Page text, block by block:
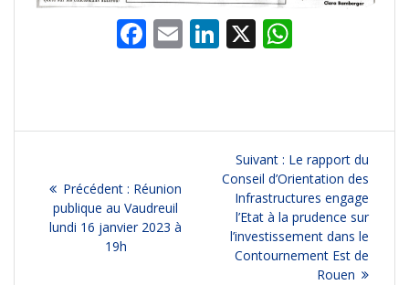
F
b
o
k
E
l
Li
e
dI
n
X
s
A
p
p
l’article
Précédent : Article
précédent
:
Réunion
publique au Vaudreuil
lundi 16 janvier 2023 à
19h
Suivant : Article
suivant
:
Le rapport du
Conseil d’Orientation des
Infrastructures engage
l’Etat à la prudence sur
l’investissement dans le
Contournement Est de
Rouen